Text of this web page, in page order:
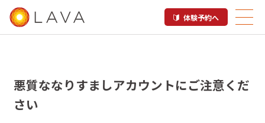
体験予約へ
悪質ななりすましアカウントにご注意くだ
さい